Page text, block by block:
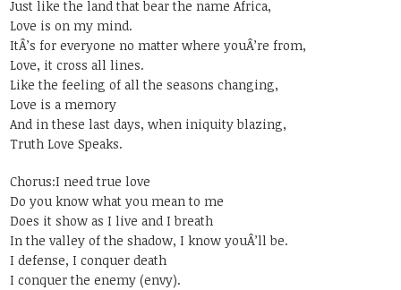
Just like the land that bear the name Africa,
Love is on my mind.
ItÂ’s for everyone no matter where youÂ’re from,
Love, it cross all lines.
Like the feeling of all the seasons changing,
Love is a memory
And in these last days, when iniquity blazing,
Truth Love Speaks.
Chorus:I need true love
Do you know what you mean to me
Does it show as I live and I breath
In the valley of the shadow, I know youÂ’ll be.
I defense, I conquer death
I conquer the enemy (envy).